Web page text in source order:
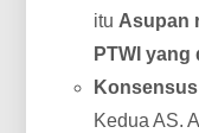
itu Asupan
PTWI
Kedua AS.